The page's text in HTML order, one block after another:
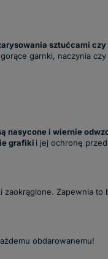
sztućcami
garnki, naczynia
nasycone i wiernie
grafiki i jej ochronę
zaokrąglone. Zapewnia
obdarowanemu!